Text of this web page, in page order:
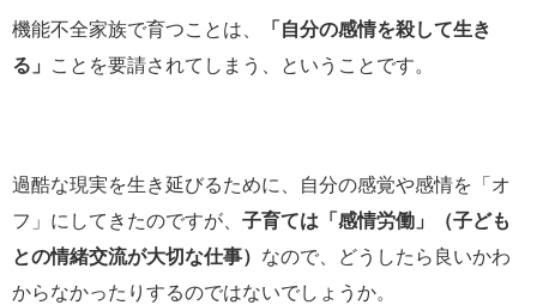
機能不全家族で育つことは、
「自分の感情を殺して生き
る」
ことを要請されてしまう、ということです。
過酷な現実を生き延びるために、自分の感覚や感情を「オ
フ」にしてきたのですが、 子育ては「感情労働」（子ども
との情緒交流が大切な仕事） なので、どうしたら良いかわ
からなかったりするのではないでしょうか。